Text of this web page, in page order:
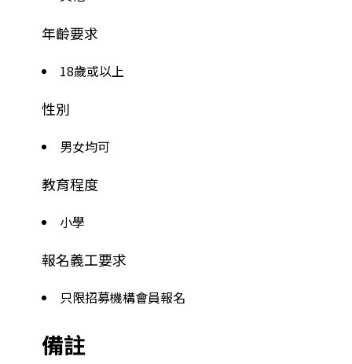
年齡要求
18歲或以上
性別
男女均可
教育程度
小學
報名義工要求
只限招募機構會員報名
備註